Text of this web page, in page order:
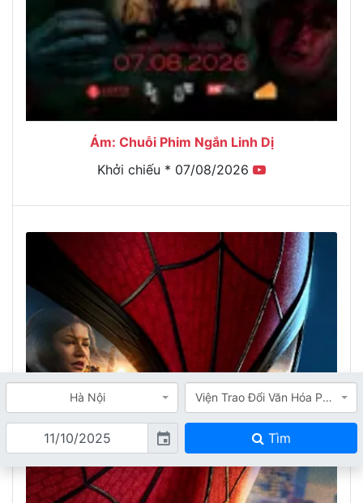
Hà Nội Viện Trao Đổi Văn Hóa Pháp – L’Espace
event Tìm
Ám: Chuỗi Phim Ngắn Linh Dị
Khởi chiếu * 07/08/2026